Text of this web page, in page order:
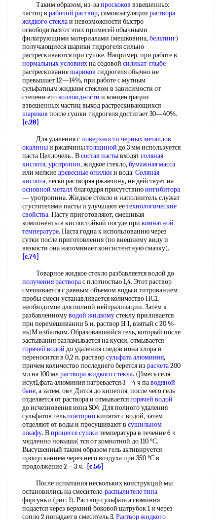
Таким образом, из-запроскоков взвешенных
частиц в рабочий раствор, самокоагуляции раствора
жидкого стеклаи невозможности быстро
освободиться от этих примесей обычными
фильтрующими материалами (мешковина,бельтинг)
получающиеся шарики гидрогеля сильно
растрескиваются при сушке. Например, при работе в
нормальных условияхна содовой силикат-глыбе
растрескиваниешариков гидрогеля обычно не
превышает 12—14%, при работе с мутным
сульфатным жидким стеклом в зависимости от
степени егоколлоидности и концентрации
взвешенных частиц выход растрескивающихся
шариков после сушки гидрогеля достигает 30—40%.
[c.28]
Для удаления споверхности черныхметаллов
окалиныи ржавчинытолщиной до 3 мм используется
паста Целлочель . Всостав пастывходятсоляная
кислота,уротропин, жидкое стекло,бумажная масса
или мелкиедревесные опилки и вода. Соляная
кислота, легко растворяя ржавчину, не действует на
основной металлблагодаря присутствиюингибитора
— уротропина. Жидкое стекло и наполнитель служат
сгустителями пасты и улучшают еетехнологические
свойства. Пасту приготовляют, смешивая
компоненты в кислостойкой посуде при комнатной
температуре. Паста годна к использованию через
сутки после приготовления (по внешнему виду и
вязкости она напоминает консистентную смазку).
[c.74]
Товарное жидкое стекло разбавляется водой до
получения растворас плотностью 1,4. Этот раствор
смешивается с равным объемом воды и титрованием
пробы смеси устанавливается количество НС1,
необходимое для полной нейтрализации. Затем к
разбавленномуводой жидкомустеклу приливается
при перемешивании 5 и. раствор H I, взятый с 20 %-
нь)М избытком. Образовавшийся гель, который после
застывания разламывается на куски, отмывается
горячей водой до удаления следов иона хлора и
переносится в 0,2 п. растворсульфата алюминия,
причем количество последнего берется из расчета200
мл на 100 млраствора жидкого стекла. (]1месь геля
исул1,фата алюминия нагревается 3—4 ч паводяной
бане, а затем, ов< Дится до кипепия, после чего гель
отделяется от раствора и отмываетсягорячей водой
до исчезновения иона SO4. Для полного удаления
сульфатов гельповторнокипятят с водой, затем
отделяют от воды и просушивают в сушильном
шкафу. Впроцессе сушки температура в течение 6 ч
медленно новыша( тся от комнатной до 110 °С.
Высушенный таким образом гель активируется
пропусканием через него воздуха при 350 °С в
продолжение 2—3 ч.
[c.56]
После испытания нескольких конструкций мы
остановились на смесителе-распылителе типа
форсунки (рис. 1). Раствор сульфата а гюминия
подается через верхний боковой цатрубок 1 и через
сопло 2 попадает в смеситель 3. Раствор жидкого